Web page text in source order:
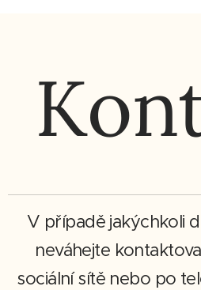
V případě jakýchkoli
neváhejte
sociální sítě nebo po